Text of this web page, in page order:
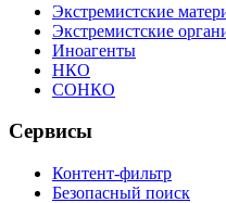
Экстремистские
Экстремистские
Иноагенты
НКО
СОНКО
Сервисы
Контент-фильтр
Безопасный поиск